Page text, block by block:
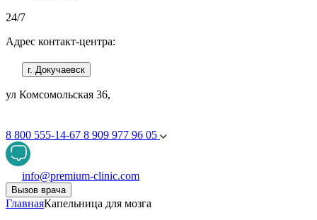
24/7
Адрес контакт-центра:
г. Докучаевск
ул Комсомольская 36,
8 800 555-14-67 8 909 977 96 05
info@premium-clinic.com
Вызов врача
ГлавнаяКапельница для мозга